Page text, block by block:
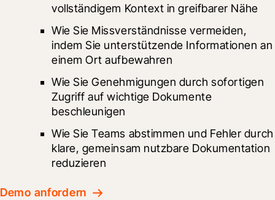
vollständigem Kontext in greifbarer Nähe
Wie Sie Missverständnisse vermeiden,
indem Sie unterstützende Informationen an
einem Ort aufbewahren
Wie Sie Genehmigungen durch sofortigen
Zugriff auf wichtige Dokumente
beschleunigen
Wie Sie Teams abstimmen und Fehler durch
klare, gemeinsam nutzbare Dokumentation
reduzieren
Demo anfordern